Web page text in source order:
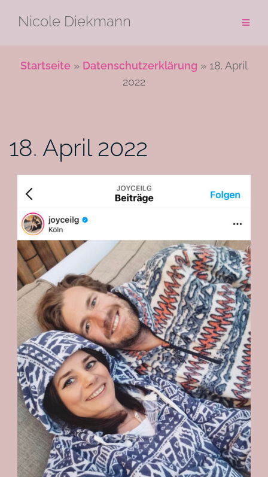
InhaltNicole Diekmann
Startseite » Datenschutzerklärung » 18. April
2022
18. April 2022